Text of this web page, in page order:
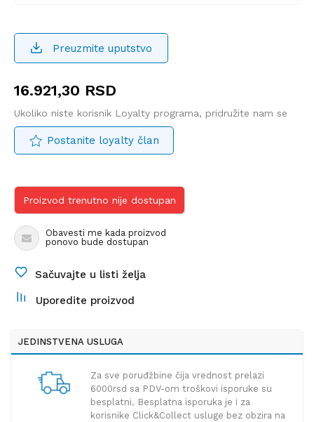
Preuzmite uputstvo
16.921,30 RSD
Ukoliko niste korisnik Loyalty programa, pridružite nam se
Postanite loyalty član
Proizvod trenutno nije dostupan
Obavesti me kada proizvod
ponovo bude dostupan
Sačuvajte u listi želja
Uporedite proizvod
JEDINSTVENA USLUGA
Za sve poruđžbine čija vrednost prelazi
6000rsd sa PDV-om troškovi isporuke su
besplatni. Besplatna isporuka je i za
korisnike Click&Collect usluge bez obzira na